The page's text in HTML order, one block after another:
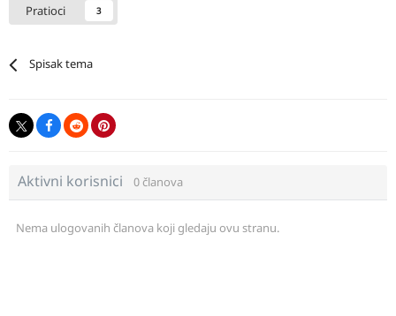
Pratioci 3
Spisak tema
Aktivni korisnici 0 članova
Nema ulogovanih članova koji gledaju ovu stranu.